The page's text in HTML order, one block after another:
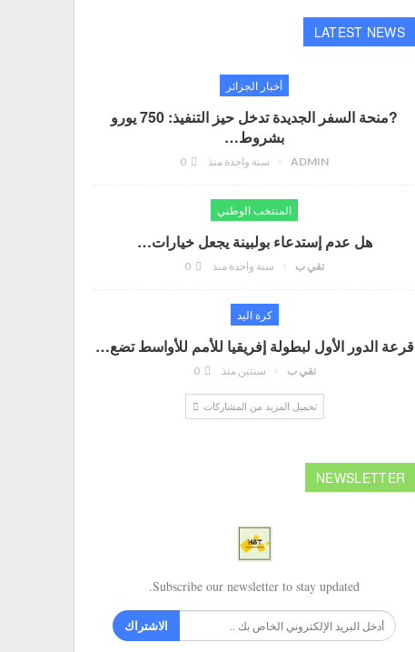
LATEST NEWS
أخبار الجزائر
?منحة السفر الجديدة تدخل حيز التنفيذ: 750 يورو
بشروط…
ADMIN سنة واحدة منذ
المنتخب الوطني
هل عدم إستدعاء بولبينة يجعل خيارات…
تقي ب سنة واحدة منذ
كرة اليد
قرعة الدور الأول لبطولة إفريقيا للأمم للأواسط تضع…
تقي ب سنتين منذ 0
تحميل المزيد من المشاركات
NEWSLETTER
Subscribe our newsletter to stay updated.
الاشتراك